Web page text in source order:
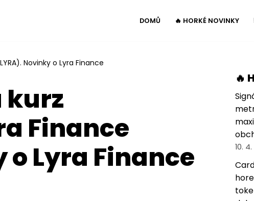
DOMŮ 🔥 HORKÉ NOVINKY
Novinky o Lyra Finance
kurz
Finance
o Lyra Finance
🔥
10.